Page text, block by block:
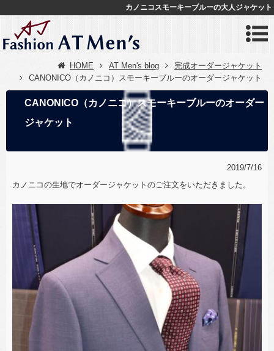
カノニコスモーキーブルーの大人ジャケット
HOME AT Men's blog
完成オーダージャケット
CANONICO（カノニコ）スモーキーブルーのオーダージャケット
CANONICO（カノニコ）スモーキーブルーのオーダー
ジャケット
2019/7/16
カノニコの生地でオーダージャケットのご注文をいただきました。